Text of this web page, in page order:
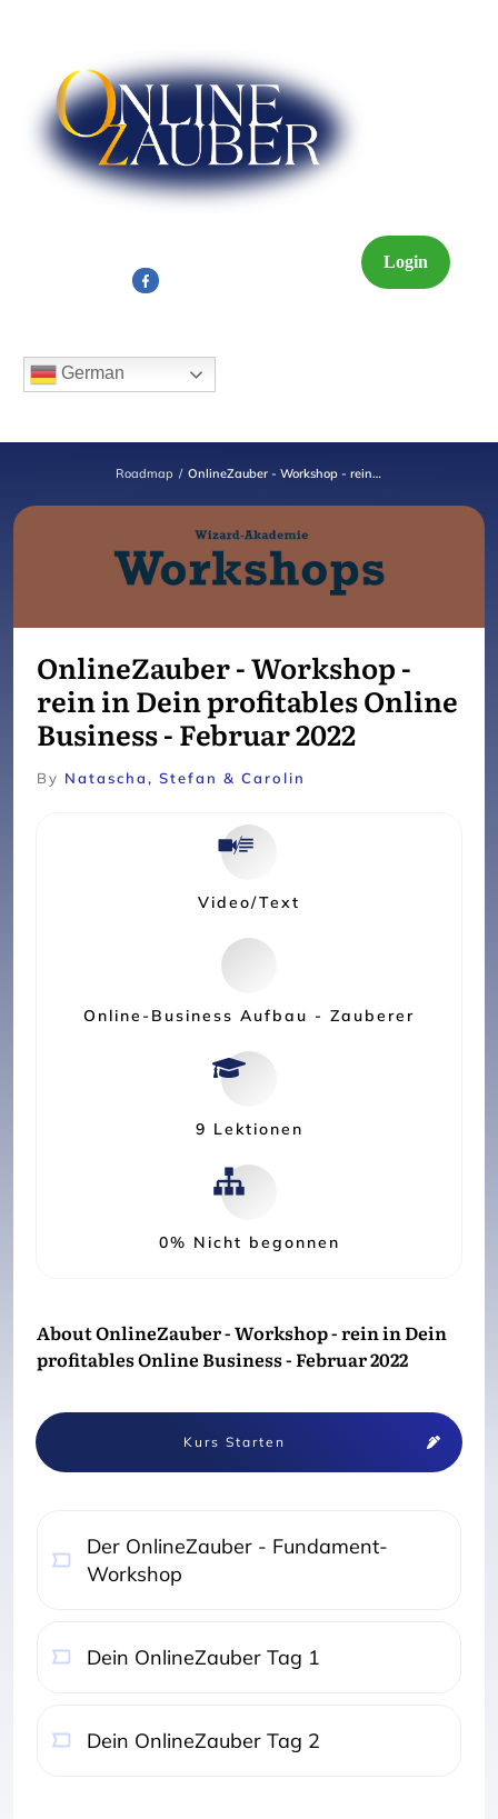
Login
German
Roadmap / OnlineZauber - Workshop - rein in Dein profitables Online Business - Februar 2022
OnlineZauber - Workshop -
rein in Dein profitables Online
Business - Februar 2022
By Natascha, Stefan & Carolin
Video/Text
Online-Business Aufbau - Zauberer
9 Lektionen
0% Nicht begonnen
AboutOnlineZauber - Workshop - rein in Dein
profitables Online Business - Februar 2022
Kurs Starten
Der OnlineZauber - Fundament-
Workshop
Dein OnlineZauber Tag 1
Dein OnlineZauber Tag 2